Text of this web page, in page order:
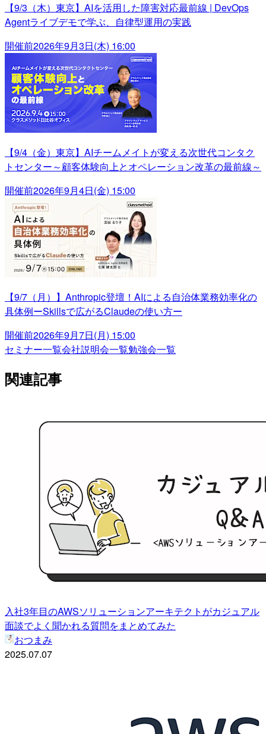
【9/3（木）東京】AIを活用した障害対応最前線 | DevOps
Agentライブデモで学ぶ、自律型運用の実践
開催前2026年9月3日(木) 16:00
【9/4（金）東京】AIチームメイトが変える次世代コンタク
トセンター～顧客体験向上とオペレーション改革の最前線～
開催前2026年9月4日(金) 15:00
【9/7（月）】Anthropic登壇！AIによる自治体業務効率化の
具体例ーSkillsで広がるClaudeの使い方ー
開催前2026年9月7日(月) 15:00
セミナー一覧会社説明会一覧勉強会一覧
関連記事
入社3年目のAWSソリューションアーキテクトがカジュアル
面談でよく聞かれる質問をまとめてみた
おつまみ
2025.07.07